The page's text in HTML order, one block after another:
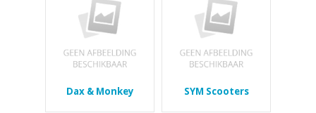
Dax & Monkey SYM Scooters